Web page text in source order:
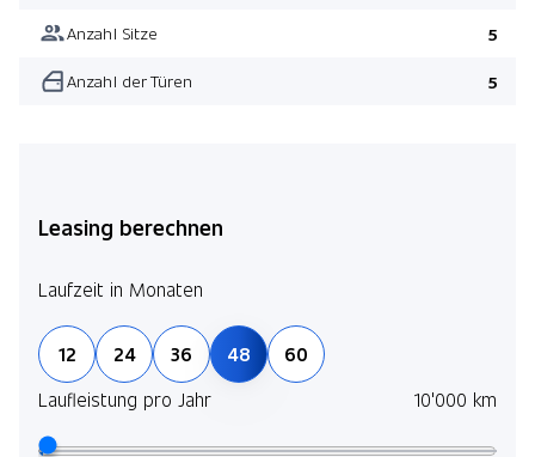
Anzahl Sitze 5
Anzahl der Türen 5
Leasing berechnen
Laufzeit in Monaten
12 24 36 48
60
Laufleistung pro Jahr
10'000 km